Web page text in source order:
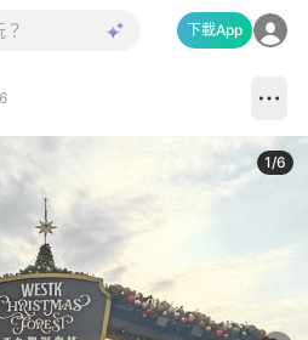
下載App
1/6